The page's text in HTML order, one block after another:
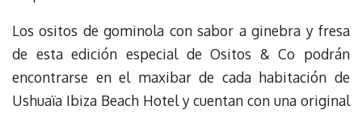
Los ositos de gominola con sabor a ginebra y fresa
de esta edición especial de Ositos & Co podrán
encontrarse en el maxibar de cada habitación de
Ushuaïa Ibiza Beach Hotel y cuentan con una original